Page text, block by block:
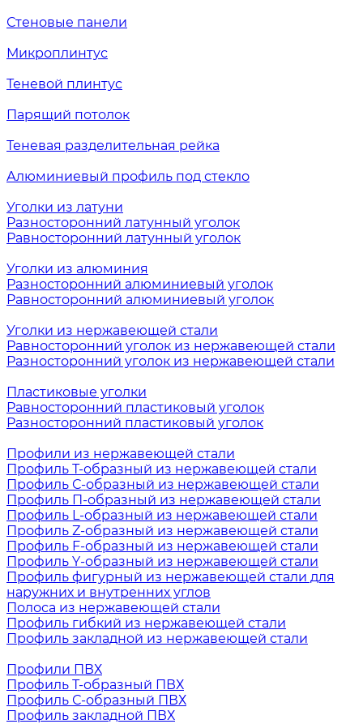
Стеновые панели
Микроплинтус
Теневой плинтус
Парящий потолок
Теневая разделительная рейка
Алюминиевый профиль под стекло
Уголки из латуни
Разносторонний латунный уголок
Равносторонний латунный уголок
Уголки из алюминия
Разносторонний алюминиевый уголок
Равносторонний алюминиевый уголок
Уголки из нержавеющей стали
Равносторонний уголок из нержавеющей стали
Разносторонний уголок из нержавеющей стали
Пластиковые уголки
Равносторонний пластиковый уголок
Разносторонний пластиковый уголок
Профили из нержавеющей стали
Профиль Т-образный из нержавеющей стали
Профиль С-образный из нержавеющей стали
Профиль П-образный из нержавеющей стали
Профиль L-образный из нержавеющей стали
Профиль Z-образный из нержавеющей стали
Профиль F-образный из нержавеющей стали
Профиль Y-образный из нержавеющей стали
Профиль фигурный из нержавеющей стали для
наружних и внутренних углов
Полоса из нержавеющей стали
Профиль гибкий из нержавеющей стали
Профиль закладной из нержавеющей стали
Профили ПВХ
Профиль Т-образный ПВХ
Профиль С-образный ПВХ
Профиль закладной ПВХ